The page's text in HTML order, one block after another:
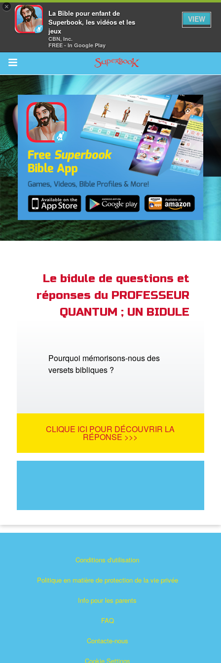
×
La Bible pour enfant de
Superbook, les vidéos et les
jeux
CBN, Inc.
FREE - In Google Play
VIEW
Return to Content
Le bidule de questions et
réponses du PROFESSEUR
QUANTUM ; UN BIDULE
Pourquoi mémorisons-nous des
versets bibliques ?
CLIQUE ICI POUR DÉCOUVRIR LA
RÉPONSE >>>
Conditions d'utilisation
Politique en matière de protection de la vie privée
Info pour les parents
FAQ
Contacte-nous
Cookie Settings